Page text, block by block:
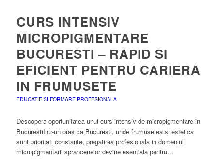
CURS INTENSIV
MICROPIGMENTARE
BUCURESTI – RAPID SI
EFICIENT PENTRU CARIERA
IN FRUMUSETE
EDUCATIE SI FORMARE PROFESIONALA
Descopera oportunitatea unui curs intensiv de micropigmentare in
BucurestiIntr-un oras ca Bucuresti, unde frumusetea si estetica
sunt prioritati constante, pregatirea profesionala in domeniul
micropigmentarii sprancenelor devine esentiala pentru…